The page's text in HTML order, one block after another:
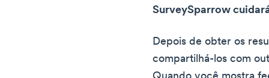
SurveySparrow
Depois de obter os
compartilhá-los com